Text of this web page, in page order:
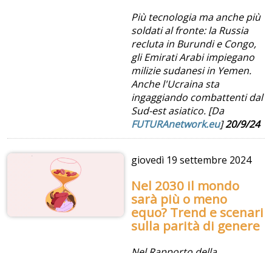
Più tecnologia ma anche più
soldati al fronte: la Russia
recluta in Burundi e Congo,
gli Emirati Arabi impiegano
milizie sudanesi in Yemen.
Anche l'Ucraina sta
ingaggiando combattenti dal
Sud-est asiatico. [Da
FUTURAnetwork.eu]20/9/24
giovedì 19 settembre 2024
Nel 2030 il mondo
sarà più o meno
equo? Trend e scenari
sulla parità di genere